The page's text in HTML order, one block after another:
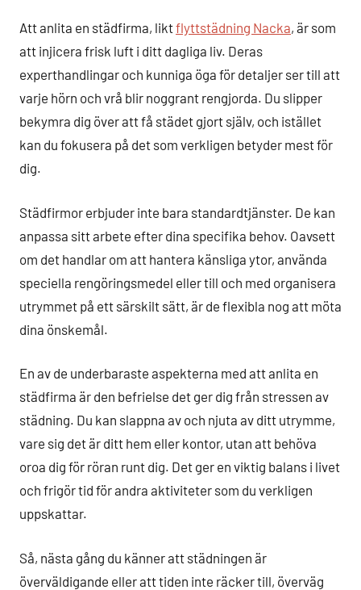
Att anlita en städfirma, liktflyttstädning Nacka, är som
att injicera frisk luft i ditt dagliga liv. Deras
experthandlingar och kunniga öga för detaljer ser till att
varje hörn och vrå blir noggrant rengjorda. Du slipper
bekymra dig över att få städet gjort själv, och istället
kan du fokusera på det som verkligen betyder mest för
dig.
Städfirmor erbjuder inte bara standardtjänster. De kan
anpassa sitt arbete efter dina specifika behov. Oavsett
om det handlar om att hantera känsliga ytor, använda
speciella rengöringsmedel eller till och med organisera
utrymmet på ett särskilt sätt, är de flexibla nog att möta
dina önskemål.
En av de underbaraste aspekterna med att anlita en
städfirma är den befrielse det ger dig från stressen av
städning. Du kan slappna av och njuta av ditt utrymme,
vare sig det är ditt hem eller kontor, utan att behöva
oroa dig för röran runt dig. Det ger en viktig balans i livet
och frigör tid för andra aktiviteter som du verkligen
uppskattar.
Så, nästa gång du känner att städningen är
överväldigande eller att tiden inte räcker till, överväg